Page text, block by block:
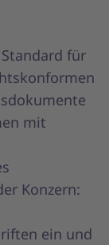
für
mit
Konzern:
ein und